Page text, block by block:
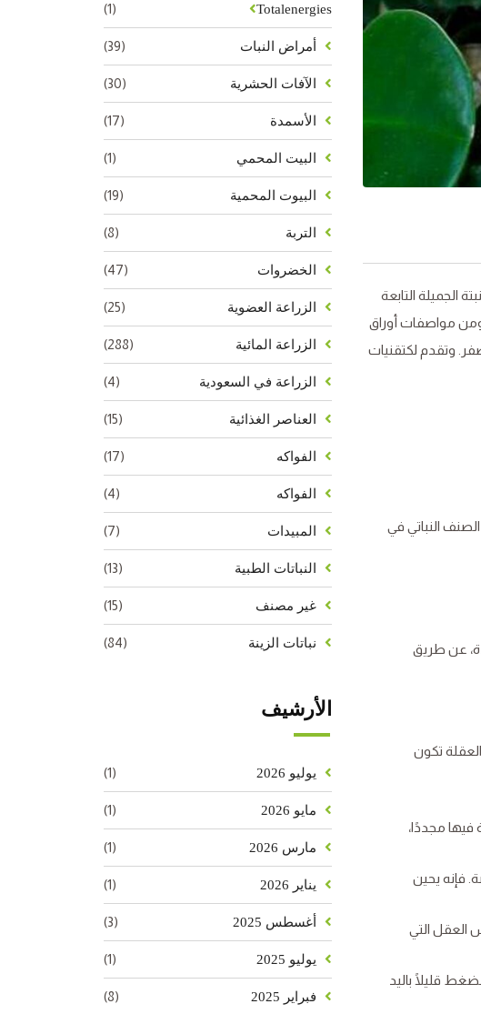
الجميلة التابعة
ومن مواصفات أوراق
وتقدم لكتقنيات
النباتي في
عن طريق
و2 تحت سطح الماء وبقية العقلة تكون
فيها مجددًا،
جذور حديثة أسفل العقلة، وعندما يصل طول المجموع الجذري إلى 2-3 بوصة. فإنه يحين
العقل التي
قليلًا باليد
Totalenergies
(1)
أمراض النبات (39)
الآفات الحشرية (30)
الأسمدة (17)
البيت المحمي (1)
البيوت المحمية (19)
التربة (8)
الخضروات (47)
الزراعة العضوية (25)
الزراعة المائية (288)
الزراعة في السعودية (4)
العناصر الغذائية (15)
الفواكه (17)
الفواكه (4)
المبيدات (7)
النباتات الطبية (13)
غير مصنف (15)
نباتات الزينة (84)
الأرشيف
يوليو 2026 (1)
مايو 2026 (1)
مارس 2026 (1)
يناير 2026 (1)
أغسطس 2025 (3)
يوليو 2025 (1)
فبراير 2025 (8)